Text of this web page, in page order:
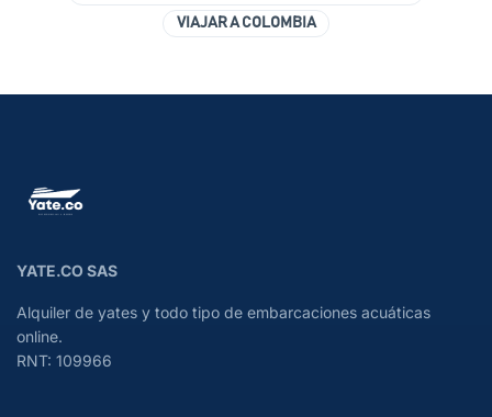
VIAJAR A COLOMBIA
YATE.CO SAS
Alquiler de yates y todo tipo de embarcaciones acuáticas
online.
RNT: 109966